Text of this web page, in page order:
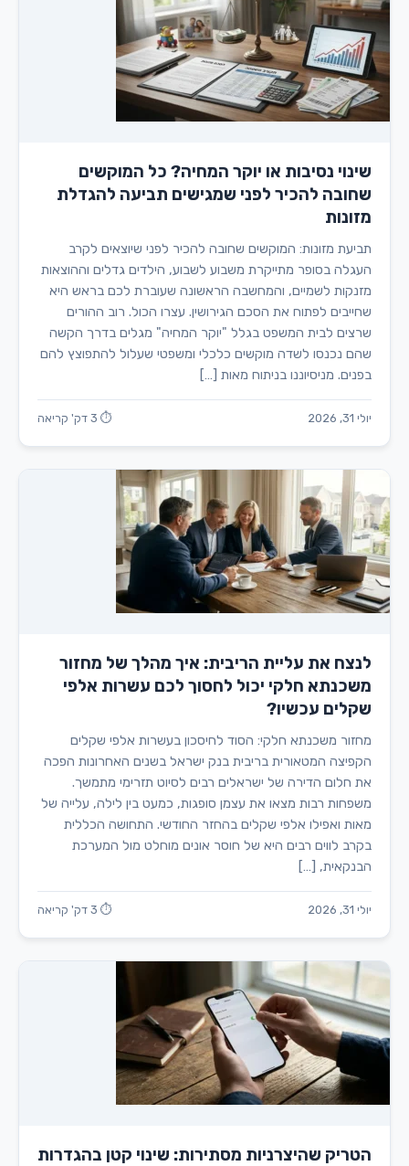
שינוי נסיבות או יוקר המחיה? כל המוקשים
שחובה להכיר לפני שמגישים תביעה להגדלת
מזונות
תביעת מזונות: המוקשים שחובה להכיר לפני שיוצאים לקרב
העגלה בסופר מתייקרת משבוע לשבוע, הילדים גדלים וההוצאות
מזנקות לשמיים, והמחשבה הראשונה שעוברת לכם בראש היא
שחייבים לפתוח את הסכם הגירושין. עצרו הכול. רוב ההורים
שרצים לבית המשפט בגלל "יוקר המחיה" מגלים בדרך הקשה
שהם נכנסו לשדה מוקשים כלכלי ומשפטי שעלול להתפוצץ להם
בפנים. מניסיוננו בניתוח מאות […]
יולי 31, 2026 ⏱ 3 דק' קריאה
לנצח את עליית הריבית: איך מהלך של מחזור
משכנתא חלקי יכול לחסוך לכם עשרות אלפי
שקלים עכשיו?
מחזור משכנתא חלקי: הסוד לחיסכון בעשרות אלפי שקלים
הקפיצה המטאורית בריבית בנק ישראל בשנים האחרונות הפכה
את חלום הדירה של ישראלים רבים לסיוט תזרימי מתמשך.
משפחות רבות מצאו את עצמן סופגות, כמעט בין לילה, עלייה של
מאות ואפילו אלפי שקלים בהחזר החודשי. התחושה הכללית
בקרב לווים רבים היא של חוסר אונים מוחלט מול המערכת
הבנקאית, […]
יולי 31, 2026 ⏱ 3 דק' קריאה
הטריק שהיצרניות מסתירות: שינוי קטן בהגדרות